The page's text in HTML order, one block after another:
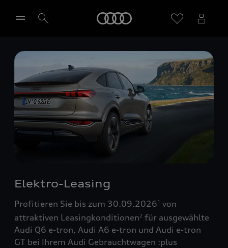
Händler wählen
Elektro-Leasing
Profitieren Sie bis zum 30.09.20261 von
attraktiven Leasingkonditionen2 für ausgewählte
Audi Q6 e-tron, Audi A6 e-tron und Audi e-tron
GT bei Ihrem Audi Gebrauchtwagen :plus